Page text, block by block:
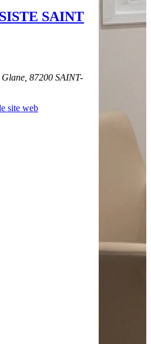
SAINT
87200 SAINT-
site web